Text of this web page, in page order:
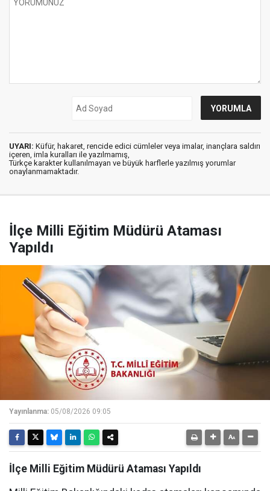
UYARI: Küfür, hakaret, rencide edici cümleler veya imalar, inançlara saldırı
içeren, imla kuralları ile yazılmamış,
Türkçe karakter kullanılmayan ve büyük harflerle yazılmış yorumlar
onaylanmamaktadır.
İlçe Milli Eğitim Müdürü Ataması
Yapıldı
Yayınlanma: 05/08/2026 09:05
İlçe Milli Eğitim Müdürü Ataması Yapıldı